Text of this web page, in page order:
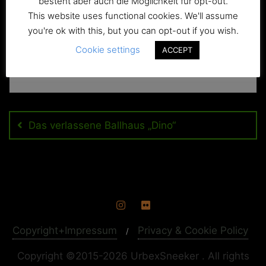
Das verlassene Ballhaus „Dino“
Copyright+Impressum Privacy & Cookie Policy
Copyright ©2015-2026 UrbexSneeker . All rights
This website uses functional cookies. We'll assume
you're ok with this, but you can opt-out if you wish.
Cookie settings
ACCEPT